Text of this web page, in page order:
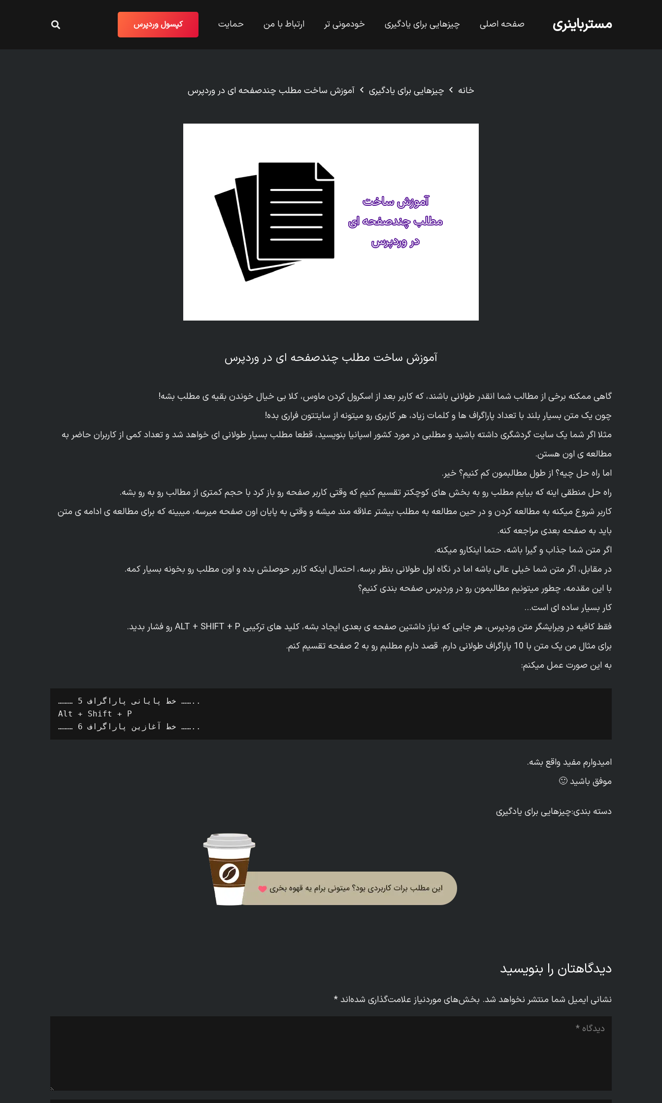
مسترباینری صفحه اصلی چیزهایی برای یادگیری خودمونی تر ارتباط با من حمایت کپسول وردپرس
خانه چیزهایی برای یادگیری آموزش ساخت مطلب چندصفحه ای در وردپرس
آموزش ساخت مطلب چندصفحه ای در وردپرس
گاهی ممکنه برخی از مطالب شما انقدر طولانی باشند، که کاربر بعد از اسکرول کردن ماوس، کلا بی خیال خوندن بقیه ی مطلب بشه!
چون یک متن بسیار بلند با تعداد پاراگراف ها و کلمات زیاد، هر کاربری رو میتونه از سایتتون فراری بده!
مثلا اگر شما یک سایت گردشگری داشته باشید و مطلبی در مورد کشور اسپانیا بنویسید، قطعا مطلب بسیار طولانی ای خواهد شد و تعداد کمی از کاربران حاضر به
مطالعه ی اون هستن.
اما راه حل چیه؟ از طول مطالبمون کم کنیم؟ خیر.
راه حل منطقی اینه که بیایم مطلب رو به بخش های کوچکتر تقسیم کنیم که وقتی کاربر صفحه رو باز کرد با حجم کمتری از مطالب رو به رو بشه.
کاربر شروع میکنه به مطالعه کردن و در حین مطالعه به مطلب بیشتر علاقه مند میشه و وقتی به پایان اون صفحه میرسه، میبینه که برای مطالعه ی ادامه ی متن
باید به صفحه بعدی مراجعه کنه.
اگر متن شما جذاب و گیرا باشه، حتما اینکارو میکنه.
در مقابل، اگر متن شما خیلی عالی باشه اما در نگاه اول طولانی بنظر برسه، احتمال اینکه کاربر حوصلش بده و اون مطلب رو بخونه بسیار کمه.
با این مقدمه، چطور میتونیم مطالبمون رو در وردپرس صفحه بندی کنیم؟
کار بسیار ساده ای است…
فقط کافیه در ویرایشگر متن وردپرس، هر جایی که نیاز داشتین صفحه ی بعدی ایجاد بشه، کلید های ترکیبی ALT + SHIFT + P رو فشار بدید.
برای مثال من یک متن با 10 پاراگراف طولانی دارم. قصد دارم مطلبم رو به 2 صفحه تقسیم کنم.
به این صورت عمل میکنم:
……… خط پایانی پاراگراف 5 ……..
Alt + Shift + P
……… خط آغازین پاراگراف 6 ……..
امیدوارم مفید واقع بشه.
موفق باشید 🙂
دسته بندی:چیزهایی برای یادگیری
دیدگاهتان را بنویسید
نشانی ایمیل شما منتشر نخواهد شد. بخش‌های موردنیاز علامت‌گذاری شده‌اند*